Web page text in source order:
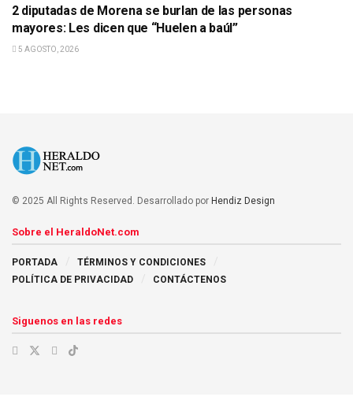
2 diputadas de Morena se burlan de las personas
mayores: Les dicen que “Huelen a baúl”
5 AGOSTO, 2026
© 2025 All Rights Reserved. Desarrollado por Hendiz Design
Sobre el HeraldoNet.com
PORTADA
TÉRMINOS Y CONDICIONES
POLÍTICA DE PRIVACIDAD
CONTÁCTENOS
Siguenos en las redes